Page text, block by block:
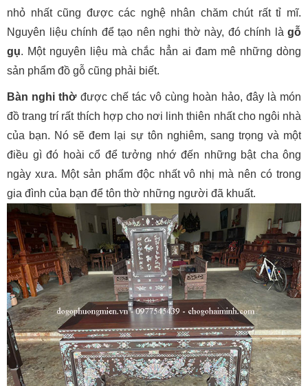
nhỏ nhất cũng được các nghệ nhân chăm chút rất tỉ mĩ.
Nguyên liệu chính để tạo nên nghi thờ này, đó chính là gỗ
gụ. Một nguyên liệu mà chắc hẳn ai đam mê những dòng
sản phẩm đồ gỗ cũng phải biết.
Bàn nghi thờ được chế tác vô cùng hoàn hảo, đây là món
đồ trang trí rất thích hợp cho nơi linh thiên nhất cho ngôi nhà
của bạn. Nó sẽ đem lại sự tôn nghiêm, sang trọng và một
điều gì đó hoài cổ để tưởng nhớ đến những bật cha ông
ngày xưa. Một sản phẩm độc nhất vô nhị mà nên có trong
gia đình của bạn để tôn thờ những người đã khuất.